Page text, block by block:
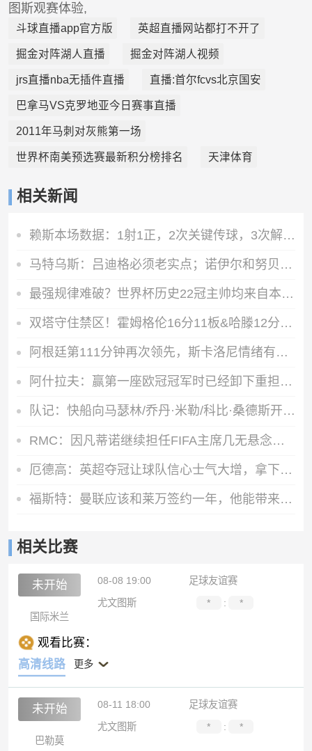
图斯观赛体验,
斗球直播app官方版 英超直播网站都打不开了
掘金对阵湖人直播 掘金对阵湖人视频
jrs直播nba无插件直播 直播:首尔fcvs北京国安
巴拿马VS克罗地亚今日赛事直播
2011年马刺对灰熊第一场
世界杯南美预选赛最新积分榜排名 天津体育
相关新闻
赖斯本场数据：1射1正，2次关键传球，3次解围，2拦截2抢断
马特乌斯：吕迪格必须老实点；诺伊尔和努贝尔的问题也要注意
最强规律难破？世界杯历史22冠主帅均来自本国 8强中6位“土帅”
双塔守住禁区！霍姆格伦16分11板&哈滕12分15板4助
阿根廷第111分钟再次领先，斯卡洛尼情绪有些激动揉眼
阿什拉夫：赢第一座欧冠冠军时已经卸下重担，接下来要去享受决赛
队记：快船向马瑟林/乔丹·米勒/科比·桑德斯开出资质报价
RMC：因凡蒂诺继续担任FIFA主席几无悬念，他已获近200个协会支持
厄德高：英超夺冠让球队信心士气大增，拿下欧冠就是最完美的一天
福斯特：曼联应该和莱万签约一年，他能带来经验成为年轻人的榜样
相关比赛
未开始 08-08 19:00
足球友谊赛
尤文图斯
* :
*
国际米兰
观看比赛：
高清线路
更多
未开始 08-11 18:00
足球友谊赛
尤文图斯
* :
*
巴勒莫